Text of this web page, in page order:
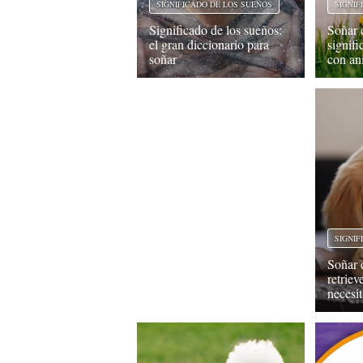
SIGNIFICADO DE LOS SUEÑOS
Significado de los sueños:
el gran diccionario para
soñar
Soñar
con
Soñar